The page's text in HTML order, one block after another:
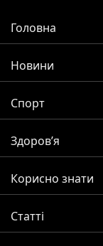
Головна
Новини
Спорт
Здоров’я
Корисно знати
Статті